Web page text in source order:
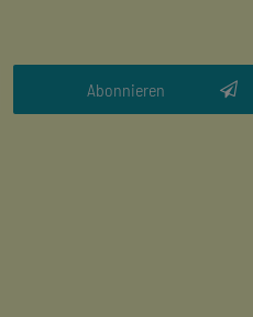
Abonnieren